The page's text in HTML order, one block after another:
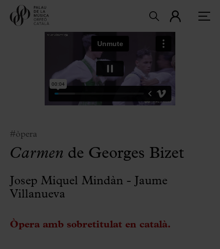
#òpera
Carmen de Georges Bizet
Josep Miquel Mindàn - Jaume
Villanueva
Òpera amb sobretitulat en català.